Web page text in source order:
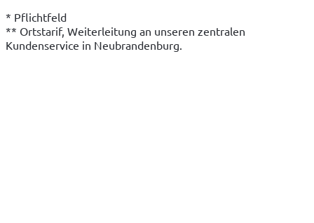
* Pflichtfeld
** Ortstarif, Weiterleitung an unseren zentralen
Kundenservice in Neubrandenburg.